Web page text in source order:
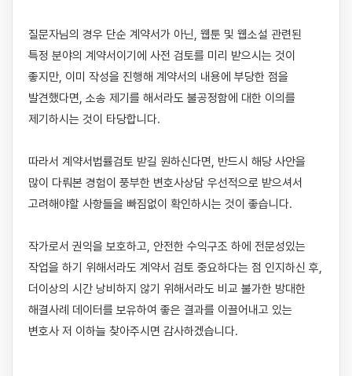
질문자님의 경우 단순 계약서가 아닌, 웹툰 및 웹소설 관련된
특정 분야의 계약서이기에 사전 검토를 미리 받으시는 것이
좋지만, 이미 작성을 진행해 계약서의 내용에 부당한 점을
발견했다면, 소송 제기를 해서라도 불공정함에 대한 이의를
제기하시는 것이 타당합니다.
따라서 계약서법률검토 받길 원하신다면, 반드시 해당 사안을
많이 다뤄본 경험이 풍부한 변호사상담 우선적으로 받으셔서
고려해야할 사항들을 빠짐없이 확인하시는 것이 좋습니다.
작가로서 권익을 보호하고, 안전한 수익구조 하에 전문성있는
작업을 하기 위해서라도 계약서 검토 중요하다는 점 인지하신 후,
더이상의 시간 낭비하지 않기 위해서라도 비교 불가한 방대한
해결사례 데이터를 보유하여 좋은 결과를 이끌어내고 있는
변호사 저 이하늘 찾아주시면 감사하겠습니다.